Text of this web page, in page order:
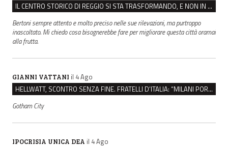
IL CENTRO STORICO DI REGGIO SI STA TRASFORMANDO, E NON IN MEGLIO
Bertoni sempre attento e molto preciso nelle sue rilevazioni, ma purtroppo
inascoltato. Mi chiedo cosa bisognerebbe fare per migliorare questa città oramai
alla frutta.
GIANNI VATTANI il 4 Ago
HELLWATT, SCONTRO SENZA FINE. FRATELLI D’ITALIA: “MILANI PORTA DOCUMENTI, DE FRANCO INSULTI”
Gotham City
IPOCRISIA UNICA DEA il 4 Ago